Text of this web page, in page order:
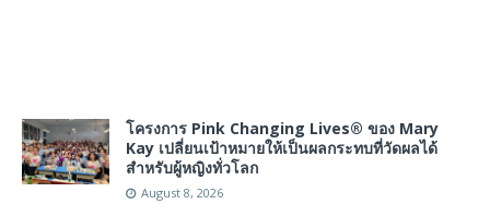
โครงการ Pink Changing Lives® ของ Mary
Kay เปลี่ยนเป้าหมายให้เป็นผลกระทบที่วัดผลได้
สำหรับผู้หญิงทั่วโลก
August 8, 2026